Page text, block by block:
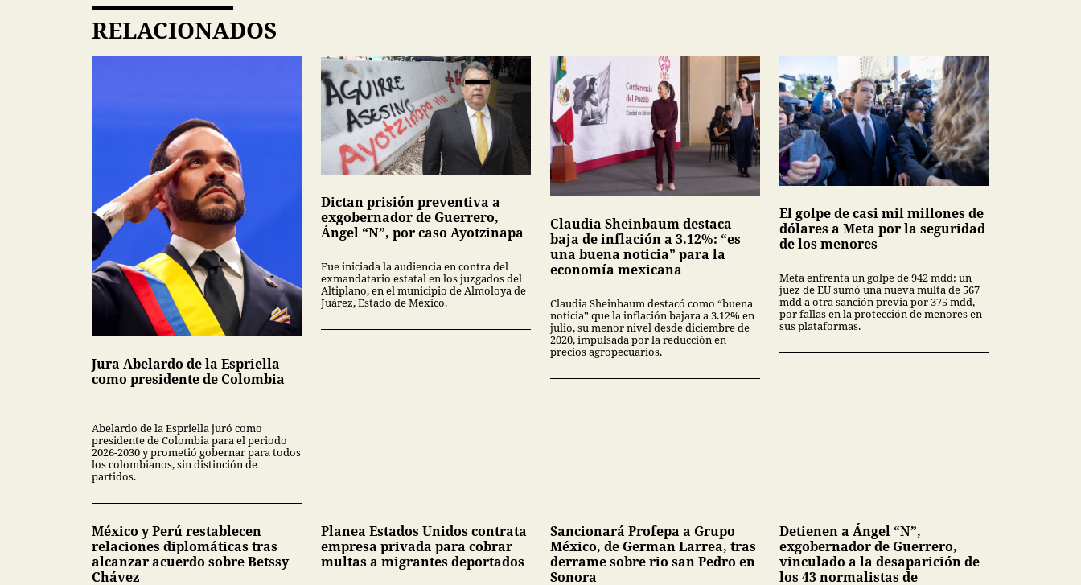
RELACIONADOS
Jura Abelardo de la Espriella
como presidente de Colombia
Abelardo de la Espriella juró como
presidente de Colombia para el periodo
2026-2030 y prometió gobernar para todos
los colombianos, sin distinción de
partidos.
Dictan prisión preventiva a
exgobernador de Guerrero,
Ángel “N”, por caso Ayotzinapa
Fue iniciada la audiencia en contra del
exmandatario estatal en los juzgados del
Altiplano, en el municipio de Almoloya de
Juárez, Estado de México.
Claudia Sheinbaum destaca
baja de inflación a 3.12%: “es
una buena noticia” para la
economía mexicana
Claudia Sheinbaum destacó como “buena
noticia” que la inflación bajara a 3.12% en
julio, su menor nivel desde diciembre de
2020, impulsada por la reducción en
precios agropecuarios.
El golpe de casi mil millones de
dólares a Meta por la seguridad
de los menores
Meta enfrenta un golpe de 942 mdd: un
juez de EU sumó una nueva multa de 567
mdd a otra sanción previa por 375 mdd,
por fallas en la protección de menores en
sus plataformas.
México y Perú restablecen
relaciones diplomáticas tras
alcanzar acuerdo sobre Betssy
Chávez
Planea Estados Unidos contrata
empresa privada para cobrar
multas a migrantes deportados
Sancionará Profepa a Grupo
México, de German Larrea, tras
derrame sobre rio san Pedro en
Sonora
Detienen a Ángel “N”,
exgobernador de Guerrero,
vinculado a la desaparición de
los 43 normalistas de